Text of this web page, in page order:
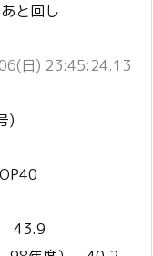
と回し
日) 23:45:24.13
)
43.9